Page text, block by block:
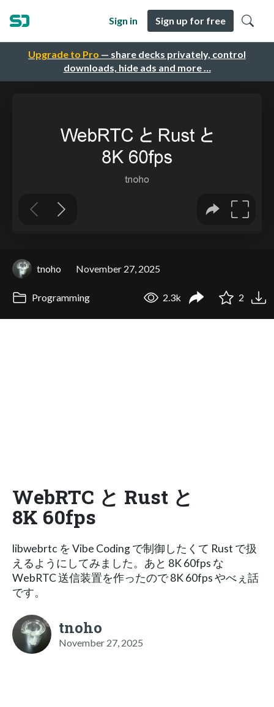
Upgrade to Pro — share decks privately, control
downloads, hide ads and more …
Sign in Sign up for free
tnoho November 27, 2025
Programming 2.3k 2
WebRTC と Rust と
8K 60fps
libwebrtc を Vibe Coding で制御したくて Rust で扱
えるようにしてみました。あと 8K 60fps な
WebRTC 送信装置を作ったので 8K 60fps やべぇ話
です。
tnoho
November 27, 2025